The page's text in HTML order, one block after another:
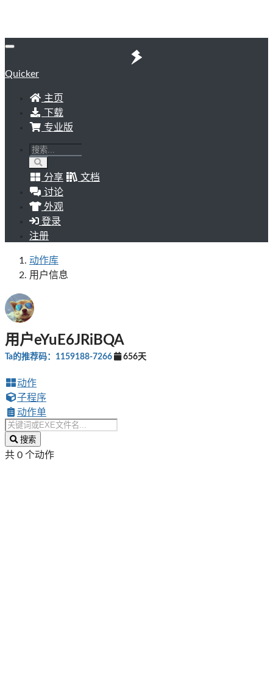
Quicker
主页
下载
专业版
分享
文档
讨论
外观
登录
注册
动作库
用户信息
用户eYuE6JRiBQA
Ta的推荐码：1159188-7266 656天
动作
子程序
动作单
搜索
共 0 个动作